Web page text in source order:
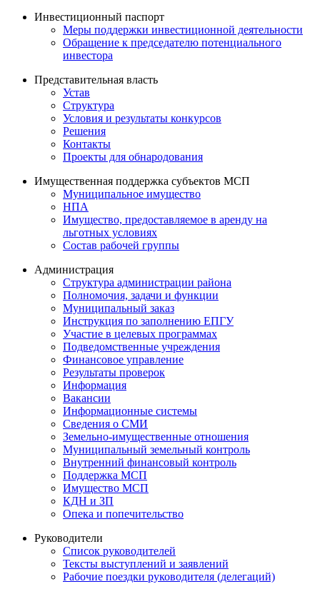
Инвестиционный паспорт
Меры поддержки инвестиционной деятельности
Обращение к председателю потенциального
инвестора
Представительная власть
Устав
Структура
Условия и результаты конкурсов
Решения
Контакты
Проекты для обнародования
Имущественная поддержка субъектов МСП
Муниципальное имущество
НПА
Имущество, предоставляемое в аренду на
льготных условиях
Состав рабочей группы
Администрация
Структура администрации района
Полномочия, задачи и функции
Муниципальный заказ
Инструкция по заполнению ЕПГУ
Участие в целевых программах
Подведомственные учреждения
Финансовое управление
Результаты проверок
Информация
Вакансии
Информационные системы
Сведения о СМИ
Земельно-имущественные отношения
Муниципальный земельный контроль
Внутренний финансовый контроль
Поддержка МСП
Имущество МСП
КДН и ЗП
Опека и попечительство
Руководители
Список руководителей
Тексты выступлений и заявлений
Рабочие поездки руководителя (делегаций)